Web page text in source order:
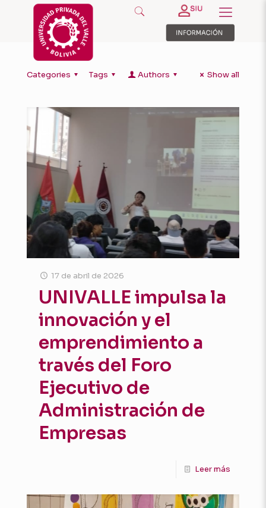
Categories Tags Authors Show all
17 de abril de 2026
UNIVALLE impulsa la
innovación y el
emprendimiento a
través del Foro
Ejecutivo de
Administración de
Empresas
Leer más